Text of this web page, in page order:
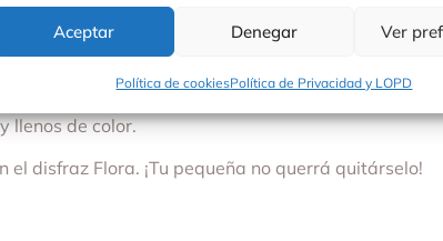
Aceptar Denegar Ver
Política de cookiesPolítica de Privacidad y LOPD
evento donde la imaginación sea la
tu niña se transforma en su personaje favorito.
llenos de color.
disfraz Flora. ¡Tu pequeña no querrá quitárselo!